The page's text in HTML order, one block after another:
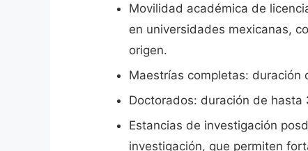
Movilidad académica de
en universidades mexicanas,
origen.
Maestrías completas: duración
Doctorados: duración de hasta
Estancias de investigación
investigación, que permiten